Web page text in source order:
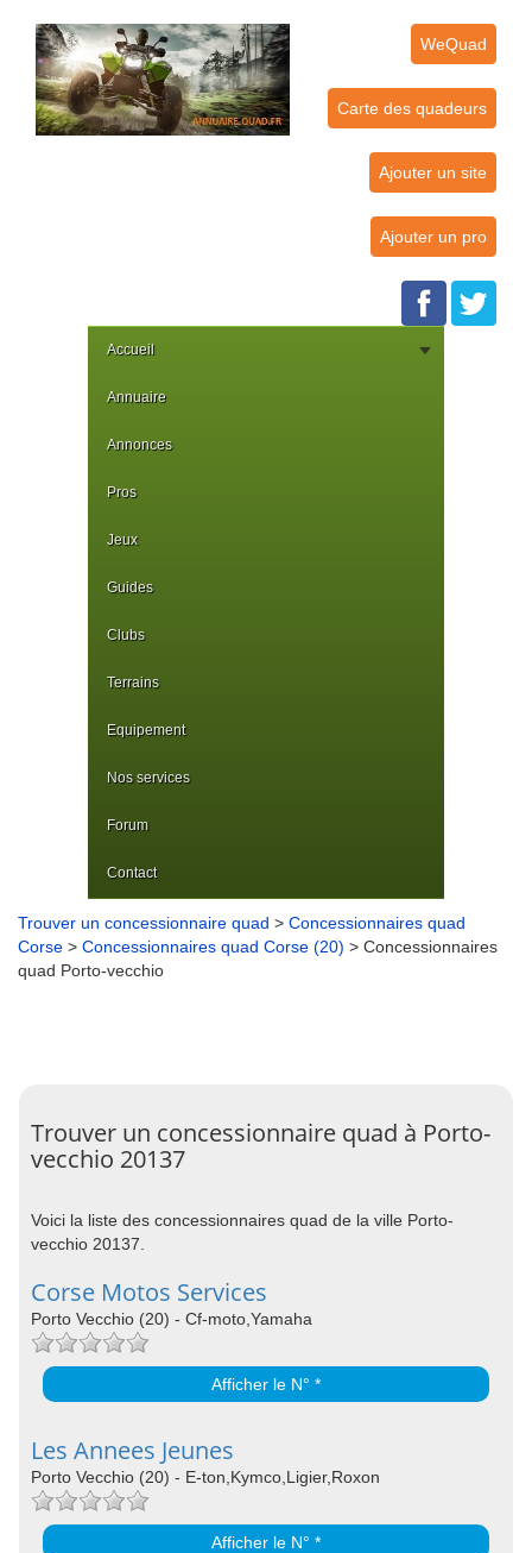
WeQuad
Carte des quadeurs
Ajouter un site
Ajouter un pro
Accueil
Annuaire
Annonces
Pros
Jeux
Guides
Clubs
Terrains
Equipement
Nos services
Forum
Contact
Trouver un concessionnaire quad > Concessionnaires quad
Corse > Concessionnaires quad Corse (20) > Concessionnaires
quad Porto-vecchio
Trouver un concessionnaire quad à Porto-
vecchio 20137
Voici la liste des concessionnaires quad de la ville Porto-
vecchio 20137.
Corse Motos Services
Porto Vecchio (20) - Cf-moto,Yamaha
Afficher le N° *
Les Annees Jeunes
Porto Vecchio (20) - E-ton,Kymco,Ligier,Roxon
Afficher le N° *